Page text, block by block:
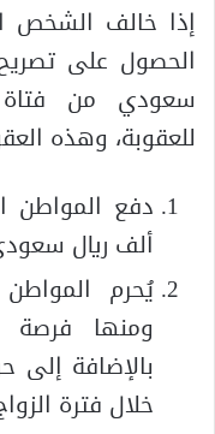
إذا خالف الشخص
الحصول على
سعودي من فتاة
للعقوبة، وهذه
ألف ريال
يُحرم
ومنها
بالإضافة إلى
خلال فترة